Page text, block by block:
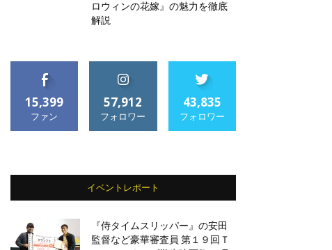
ロウィンの花嫁』の魅力を徹底
解説
15,399
ファン
57,912
フォロワー
43,835
フォロワー
イベントレポート
『侍タイムスリッパー』の安田
監督など豪華審査員 第１９回Ｔ